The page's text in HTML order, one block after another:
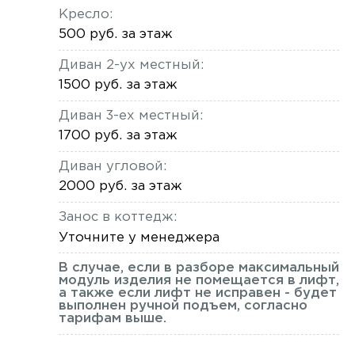
Кресло:
500 руб. за этаж
Диван 2-ух местный:
1500 руб. за этаж
Диван 3-ех местный:
1700 руб. за этаж
Диван угловой:
2000 руб. за этаж
Занос в коттедж:
Уточните у менеджера
В случае, если в разборе максимальный
модуль изделия не помещается в лифт,
а также если лифт не исправен - будет
выполнен ручной подъем, согласно
тарифам выше.